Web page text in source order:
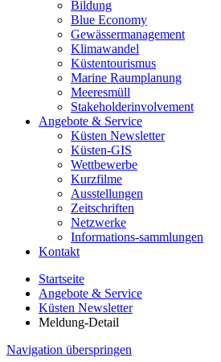
Bildung
Blue Economy
Gewässermanagement
Klimawandel
Küstentourismus
Marine Raumplanung
Meeresmüll
Stakeholderinvolvement
Angebote & Service
Küsten Newsletter
Küsten-GIS
Wettbewerbe
Kurzfilme
Ausstellungen
Zeitschriften
Netzwerke
Informations-sammlungen
Kontakt
Startseite
Angebote & Service
Küsten Newsletter
Meldung-Detail
Navigation überspringen